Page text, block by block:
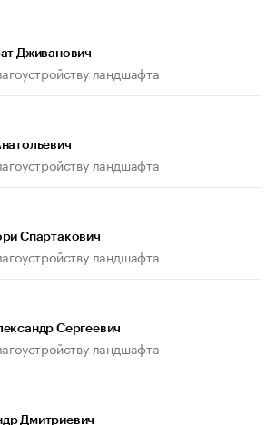
Дживанович
ландшафта
ландшафта
Спартакович
ландшафта
Сергеевич
ландшафта
Дмитриевич